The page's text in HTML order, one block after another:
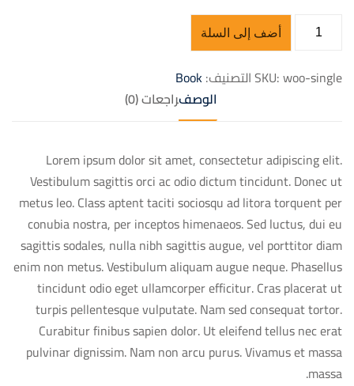
أضف إلى السلة
SKU:woo-single التصنيف:Book
الوصفمراجعات (0)
Lorem ipsum dolor sit amet, consectetur adipiscing elit.
Vestibulum sagittis orci ac odio dictum tincidunt. Donec ut
metus leo. Class aptent taciti sociosqu ad litora torquent per
conubia nostra, per inceptos himenaeos. Sed luctus, dui eu
sagittis sodales, nulla nibh sagittis augue, vel porttitor diam
enim non metus. Vestibulum aliquam augue neque. Phasellus
tincidunt odio eget ullamcorper efficitur. Cras placerat ut
turpis pellentesque vulputate. Nam sed consequat tortor.
Curabitur finibus sapien dolor. Ut eleifend tellus nec erat
pulvinar dignissim. Nam non arcu purus. Vivamus et massa
massa.